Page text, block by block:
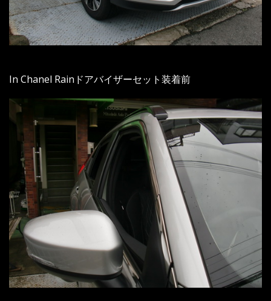
In Chanel Rainドアバイザーセット装着前